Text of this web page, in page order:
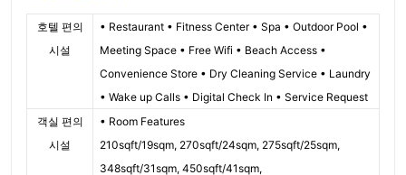
호텔 편의
시설
• Restaurant • Fitness Center • Spa • Outdoor Pool •
Meeting Space • Free Wifi • Beach Access •
Convenience Store • Dry Cleaning Service • Laundry
• Wake up Calls • Digital Check In • Service Request
객실 편의
시설
• Room Features
210sqft/19sqm, 270sqft/24sqm, 275sqft/25sqm,
348sqft/31sqm, 450sqft/41sqm,